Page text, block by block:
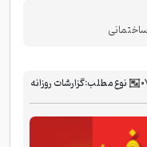
نوع مطلب:گزارشات روزانه